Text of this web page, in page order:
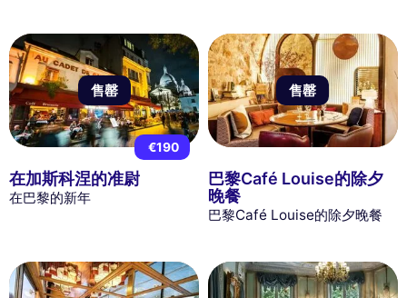
售罄
€190
在加斯科涅的准尉
在巴黎的新年
售罄
巴黎Café Louise的除夕
晚餐
巴黎Café Louise的除夕晚餐